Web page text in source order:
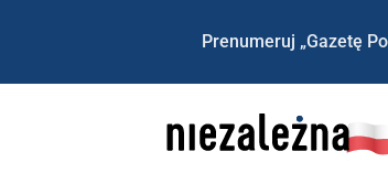
Prenumeruj „Gazetę